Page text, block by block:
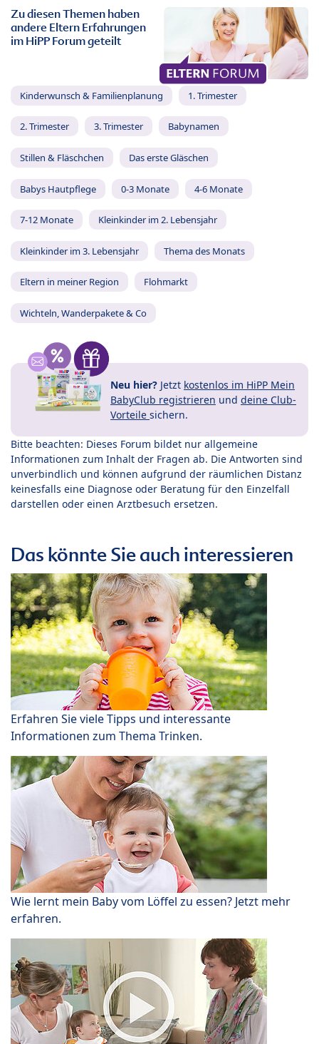
Zu diesen Themen haben
andere Eltern Erfahrungen
im HiPP Forum geteilt
Kinderwunsch & Familienplanung 1. Trimester
2. Trimester 3. Trimester Babynamen
Stillen & Fläschchen Das erste Gläschen
Babys Hautpflege 0-3 Monate 4-6 Monate
7-12 Monate Kleinkinder im 2. Lebensjahr
Kleinkinder im 3. Lebensjahr Thema des Monats
Eltern in meiner Region Flohmarkt
Wichteln, Wanderpakete & Co
Neu hier? Jetzt kostenlos im HiPP Mein
BabyClub registrieren und deine Club-
Vorteile sichern.
Bitte beachten: Dieses Forum bildet nur allgemeine
Informationen zum Inhalt der Fragen ab. Die Antworten sind
unverbindlich und können aufgrund der räumlichen Distanz
keinesfalls eine Diagnose oder Beratung für den Einzelfall
darstellen oder einen Arztbesuch ersetzen.
Das könnte Sie auch interessieren
Erfahren Sie viele Tipps und interessante
Informationen zum Thema Trinken.
Wie lernt mein Baby vom Löffel zu essen? Jetzt mehr
erfahren.